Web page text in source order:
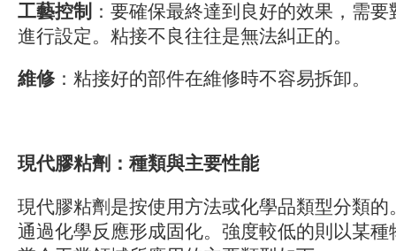
工藝控制 ：要確保最終達到良好的效果，需
進行設定。粘接不良往往是無法糾正的。
維修：粘接好的部件在維修時不容易拆卸。
現代膠粘劑：種類與主要性能
現代膠粘劑是按使用方法或化學品類型分類
通過化學反應形成固化。強度較低的則以某